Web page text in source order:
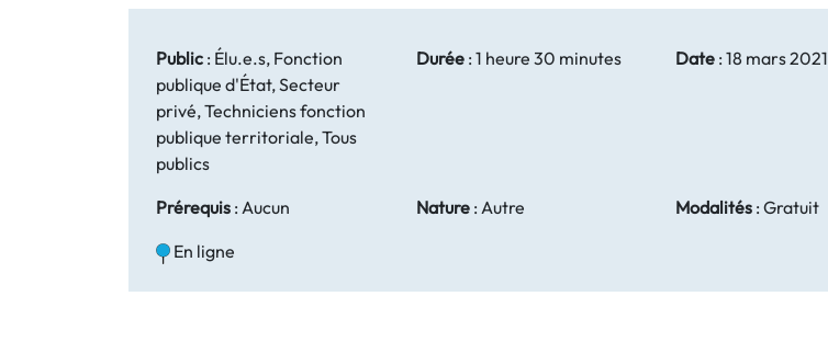
Public : Élu.e.s, Fonction
publique d'État, Secteur
privé, Techniciens fonction
publique territoriale, Tous
publics
Durée: 1 heure 30 minutes Date :18 mars 2021
Prérequis : Aucun Nature: Autre Modalités :Gratuit
En ligne